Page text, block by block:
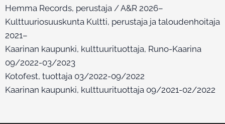
Hemma Records, perustaja / A&R 2026–
Kulttuuriosuuskunta Kultti, perustaja ja taloudenhoitaja
2021–
Kaarinan kaupunki, kulttuurituottaja, Runo-Kaarina
09/2022-03/2023
Kotofest, tuottaja 03/2022-09/2022
Kaarinan kaupunki, kulttuurituottaja 09/2021-02/2022